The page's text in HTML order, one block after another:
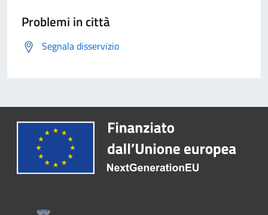
Problemi in città
Segnala disservizio